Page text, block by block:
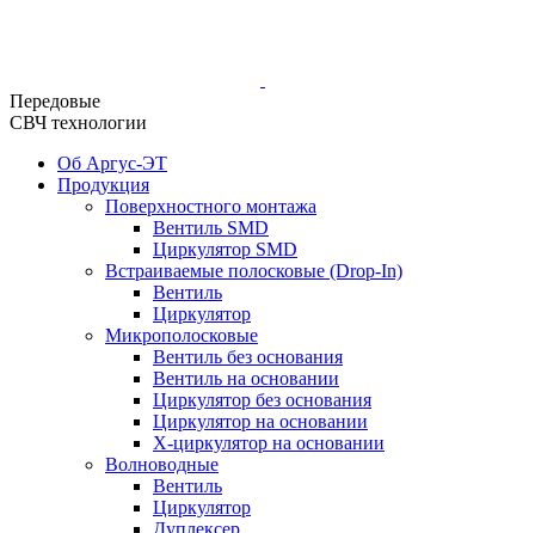
Передовые
СВЧ технологии
Об Аргус-ЭТ
Продукция
Поверхностного монтажа
Вентиль SMD
Циркулятор SMD
Встраиваемые полосковые (Drop-In)
Вентиль
Циркулятор
Микрополосковые
Вентиль без основания
Вентиль на основании
Циркулятор без основания
Циркулятор на основании
Х-циркулятор на основании
Волноводные
Вентиль
Циркулятор